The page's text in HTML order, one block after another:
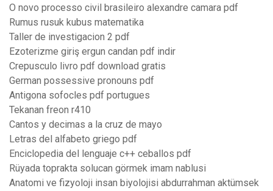
O novo processo civil brasileiro alexandre camara pdf
Rumus rusuk kubus matematika
Taller de investigacion 2 pdf
Ezoterizme giriş ergun candan pdf indir
Crepusculo livro pdf download gratis
German possessive pronouns pdf
Antigona sofocles pdf portugues
Tekanan freon r410
Cantos y decimas a la cruz de mayo
Letras del alfabeto griego pdf
Enciclopedia del lenguaje c++ ceballos pdf
Rüyada toprakta solucan görmek imam nablusi
Anatomi ve fizyoloji insan biyolojisi abdurrahman aktümsek